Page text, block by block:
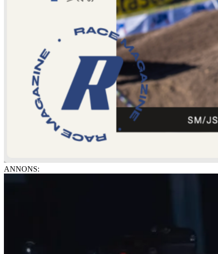
ANNONS: